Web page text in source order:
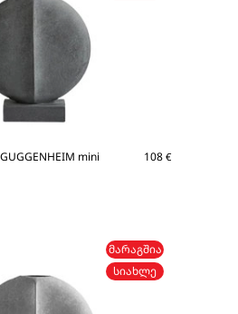
mini 108 €
ᲛᲐᲠᲐᲒᲨᲘᲐ
ᲡᲘᲐᲮᲚᲔ